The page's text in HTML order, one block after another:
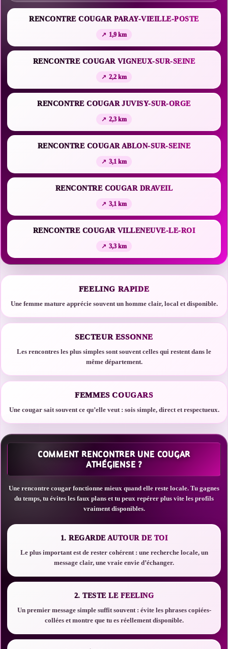
RENCONTRE COUGAR PARAY-VIEILLE-POSTE
1,9 km
RENCONTRE COUGAR VIGNEUX-SUR-SEINE
2,2 km
RENCONTRE COUGAR JUVISY-SUR-ORGE
2,3 km
RENCONTRE COUGAR ABLON-SUR-SEINE
3,1 km
RENCONTRE COUGAR DRAVEIL
3,1 km
RENCONTRE COUGAR VILLENEUVE-LE-ROI
3,3 km
FEELING RAPIDE
Une femme mature apprécie souvent un homme clair, local et disponible.
SECTEUR ESSONNE
Les rencontres les plus simples sont souvent celles qui restent dans le
même département.
FEMMES COUGARS
Une cougar sait souvent ce qu’elle veut : sois simple, direct et respectueux.
COMMENT RENCONTRER UNE COUGAR
ATHÉGIENSE ?
Une rencontre cougar fonctionne mieux quand elle reste locale. Tu gagnes
du temps, tu évites les faux plans et tu peux repérer plus vite les profils
vraiment disponibles.
1. REGARDE AUTOUR DE TOI
Le plus important est de rester cohérent : une recherche locale, un
message clair, une vraie envie d’échanger.
2. TESTE LE FEELING
Un premier message simple suffit souvent : évite les phrases copiées-
collées et montre que tu es réellement disponible.